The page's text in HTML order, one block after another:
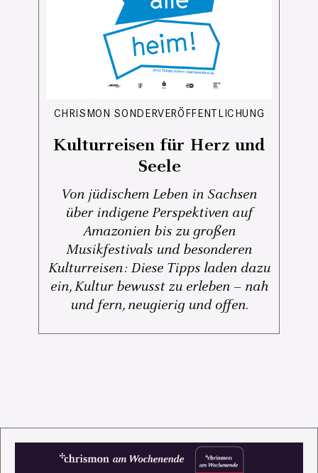
CHRISMON SONDERVERÖFFENTLICHUNG
Kulturreisen für Herz und
Seele
Von jüdischem Leben in Sachsen
über indigene Perspektiven auf
Amazonien bis zu großen
Musikfestivals und besonderen
Kulturreisen: Diese Tipps laden dazu
ein, Kultur bewusst zu erleben – nah
und fern, neugierig und offen.